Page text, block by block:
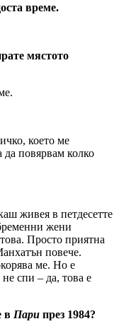
време.
мястото
което ме
да повярвам колко
живея в петдесетте
жени
Просто приятна
повече.
ме. Но е
спи – да, това е
в Пари през 1984?